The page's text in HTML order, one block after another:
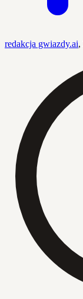
redakcja gwiazdy.ai,